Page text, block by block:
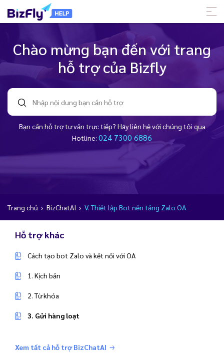
Chào mừng bạn đến với trang
hỗ trợ của Bizfly
Bạn cần hỗ trợ tư vấn trực tiếp? Hãy liên hệ với chúng tôi qua
Hotline: 024 7300 6886
Trang chủ › BizChatAI › V. Thiết lập Bot nền tảng Zalo OA
Hỗ trợ khác
Cách tạo bot Zalo và kết nối với OA
1. Kịch bản
2. Từ khóa
3. Gửi hàng loạt
Xem tất cả hỗ trợ BizChatAI